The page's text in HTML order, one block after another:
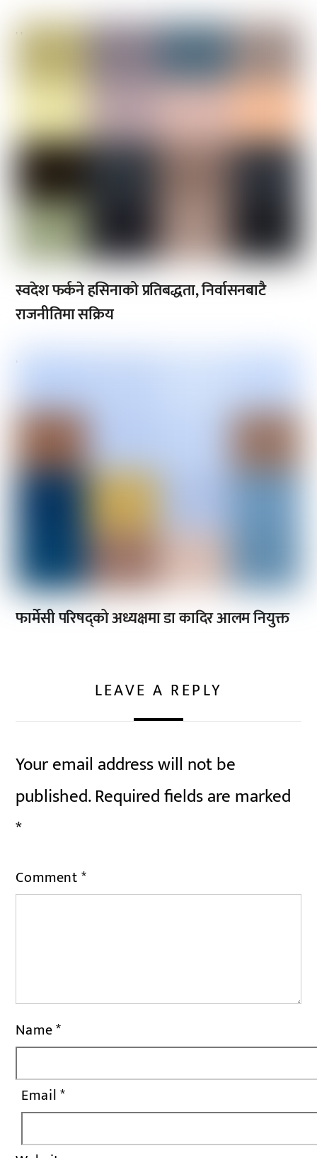
, ,
स्वदेश फर्कने हसिनाको प्रतिबद्धता, निर्वासनबाटै
राजनीतिमा सक्रिय
,
फार्मेसी परिषद्को अध्यक्षमा डा कादिर आलम नियुक्त
LEAVE A REPLY
Your email address will not be
published.Required fields are marked
*
Comment*
Name*
Email*